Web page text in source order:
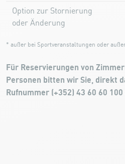
Option zur Stornierung
oder Änderung
* außer bei Sportveranstaltungen oder
Für Reservierungen von
Personen bitten wir Sie, direkt
Rufnummer (+352) 43 60 60